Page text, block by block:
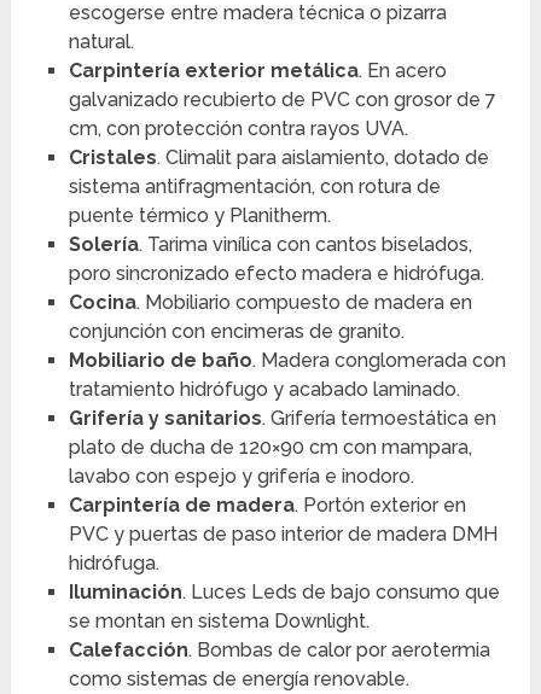
escogerse entre madera técnica o pizarra
natural.
Carpintería exterior metálica. En acero
galvanizado recubierto de PVC con grosor de 7
cm, con protección contra rayos UVA.
Cristales. Climalit para aislamiento, dotado de
sistema antifragmentación, con rotura de
puente térmico y Planitherm.
Solería. Tarima vinílica con cantos biselados,
poro sincronizado efecto madera e hidrófuga.
Cocina. Mobiliario compuesto de madera en
conjunción con encimeras de granito.
Mobiliario de baño. Madera conglomerada con
tratamiento hidrófugo y acabado laminado.
Grifería y sanitarios. Grifería termoestática en
plato de ducha de 120×90 cm con mampara,
lavabo con espejo y grifería e inodoro.
Carpintería de madera. Portón exterior en
PVC y puertas de paso interior de madera DMH
hidrófuga.
Iluminación. Luces Leds de bajo consumo que
se montan en sistema Downlight.
Calefacción. Bombas de calor por aerotermia
como sistemas de energía renovable.